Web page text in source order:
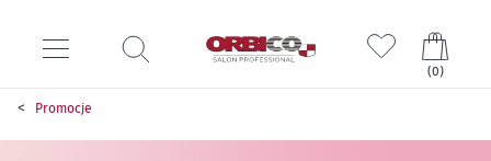
(0)
Promocje